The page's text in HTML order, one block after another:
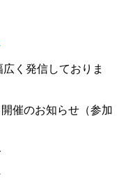
く発信しておりま
催のお知らせ（参加